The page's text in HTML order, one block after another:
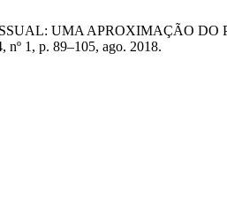
UMA APROXIMAÇÃO
nº 1, p. 89–105, ago. 2018.